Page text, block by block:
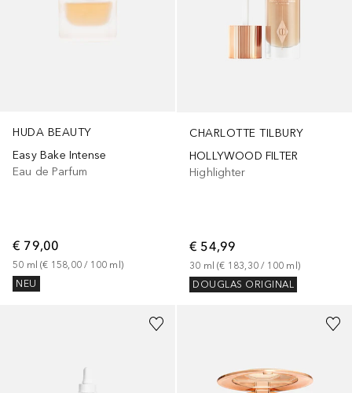
HUDA BEAUTY
Easy Bake Intense
Eau de Parfum
€ 79,00
50 ml (€ 158,00 / 100 ml )
NEU
CHARLOTTE TILBURY
HOLLYWOOD FILTER
Highlighter
€ 54,99
30 ml (€ 183,30 / 100 ml)
DOUGLAS ORIGINAL
+1